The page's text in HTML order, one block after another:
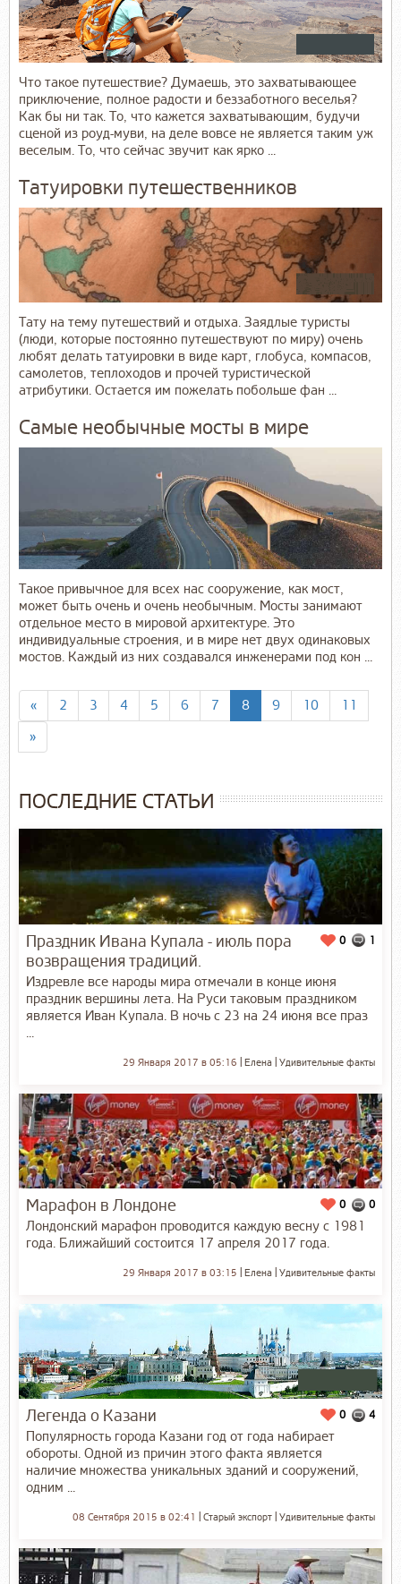
Что такое путешествие? Думаешь, это захватывающее
приключение, полное радости и беззаботного веселья?
Как бы ни так. То, что кажется захватывающим, будучи
сценой из роуд-муви, на деле вовсе не является таким уж
веселым. То, что сейчас звучит как ярко ...
Татуировки путешественников
Тату на тему путешествий и отдыха. Заядлые туристы
(люди, которые постоянно путешествуют по миру) очень
любят делать татуировки в виде карт, глобуса, компасов,
самолетов, теплоходов и прочей туристической
атрибутики. Остается им пожелать побольше фан ...
Самые необычные мосты в мире
Такое привычное для всех нас сооружение, как мост,
может быть очень и очень необычным. Мосты занимают
отдельное место в мировой архитектуре. Это
индивидуальные строения, и в мире нет двух одинаковых
мостов. Каждый из них создавался инженерами под кон ...
« 2 3 4 5 6 7 8 9 10
11
»
ПОСЛЕДНИЕ СТАТЬИ
1
0
Праздник Ивана Купала - июль пора
возвращения традиций.
Издревле все народы мира отмечали в конце июня
праздник вершины лета. На Руси таковым праздником
является Иван Купала. В ночь с 23 на 24 июня все праз
...
Удивительные факты
Елена
29 Января 2017 в 05:16
0
0
Марафон в Лондоне
Лондонский марафон проводится каждую весну с 1981
года. Ближайший состоится 17 апреля 2017 года.
Удивительные факты
Елена
29 Января 2017 в 03:15
4
0
Легенда о Казани
Популярность города Казани год от года набирает
обороты. Одной из причин этого факта является
наличие множества уникальных зданий и сооружений,
одним ...
Удивительные факты
Старый экспорт
08 Сентября 2015 в 02:41